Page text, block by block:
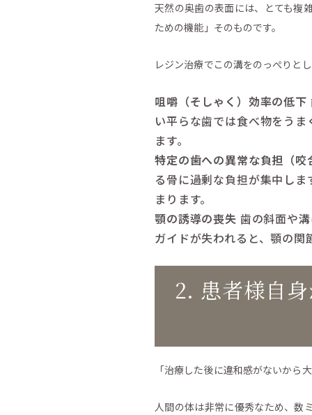
天然の奥歯の表面には、とても複
ための機能」そのものです。
レジン治療でこの溝をのっぺりと
咀嚼（そしゃく）効率の低下
い平らな歯では食べ物をう
ます。
特定の歯への異常な負担（咬
る骨に過剰な負担が集中し
まります。
顎の誘導の喪失 歯の斜面や
ガイドが失われると、顎の
2. 患者様自
「治療した後に違和感がないから
人間の体は非常に優秀なため、数